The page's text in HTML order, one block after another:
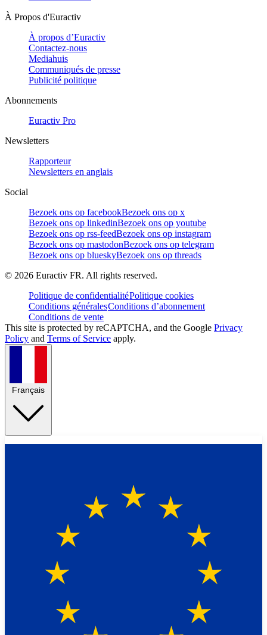
À Propos d'Euractiv
À propos d’Euractiv
Contactez-nous
Mediahuis
Communiqués de presse
Publicité politique
Abonnements
Euractiv Pro
Newsletters
Rapporteur
Newsletters en anglais
Social
Bezoek ons op facebookBezoek ons op x
Bezoek ons op linkedinBezoek ons op youtube
Bezoek ons op rss-feedBezoek ons op instagram
Bezoek ons op mastodonBezoek ons op telegram
Bezoek ons op blueskyBezoek ons op threads
© 2026 Euractiv FR. All rights reserved.
Politique de confidentialitéPolitique cookies
Conditions généralesConditions d’abonnement
Conditions de vente
This site is protected by reCAPTCHA, and the Google Privacy
Policy and Terms of Service apply.
Français